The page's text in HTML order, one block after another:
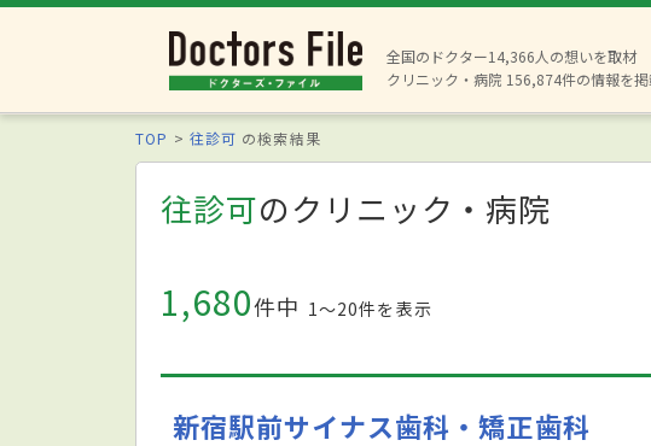
全国のドクター14,366人の想いを取材
クリニック・病院 156,874件の情報を掲
TOP 往診可 の検索結果
往診可のクリニック・病院
1,680件中 1〜20件を表示
新宿駅前サイナス歯科・矯正歯科